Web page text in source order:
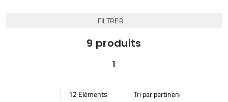
FILTRER
9 produits
1
Mode vignette
Mode bande
Par
page
Trier
par